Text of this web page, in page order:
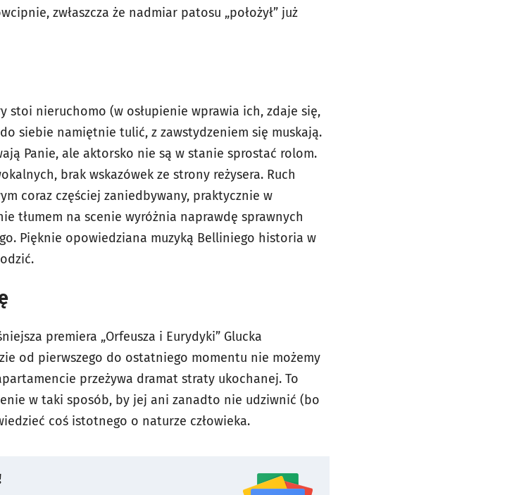
zwłaszcza że nadmiar patosu „położył” już
stoi nieruchomo (w osłupienie wprawia ich, zdaje się,
siebie namiętnie tulić, z zawstydzeniem się muskają.
Panie, ale aktorsko nie są w stanie sprostać rolom.
brak wskazówek ze strony reżysera. Ruch
coraz częściej zaniedbywany, praktycznie w
tłumem na scenie wyróżnia naprawdę sprawnych
Pięknie opowiedziana muzyką Belliniego historia w
premiera „Orfeusza i Eurydyki” Glucka
od pierwszego do ostatniego momentu nie możemy
przeżywa dramat straty ukochanej. To
w taki sposób, by jej ani zanadto nie udziwnić (bo
coś istotnego o naturze człowieka.